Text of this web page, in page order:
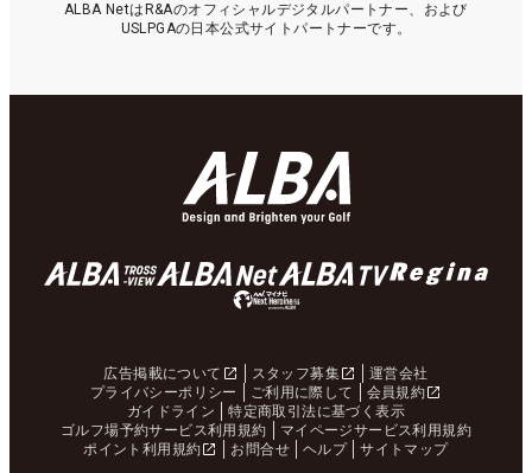
ALBA NetはR&Aのオフィシャルデジタルパートナー、および
USLPGAの日本公式サイトパートナーです。
広告掲載について スタッフ募集
運営会社
プライバシーポリシー
ご利用に際して
会員規約
ガイドライン
特定商取引法に基づく表示
ゴルフ場予約サービス利用規約
マイページサービス利用規約
ポイント利用規約
お問合せ ヘルプ サイトマップ